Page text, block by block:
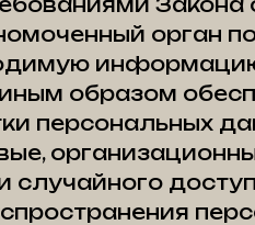
орган
образом
персональных
случайного